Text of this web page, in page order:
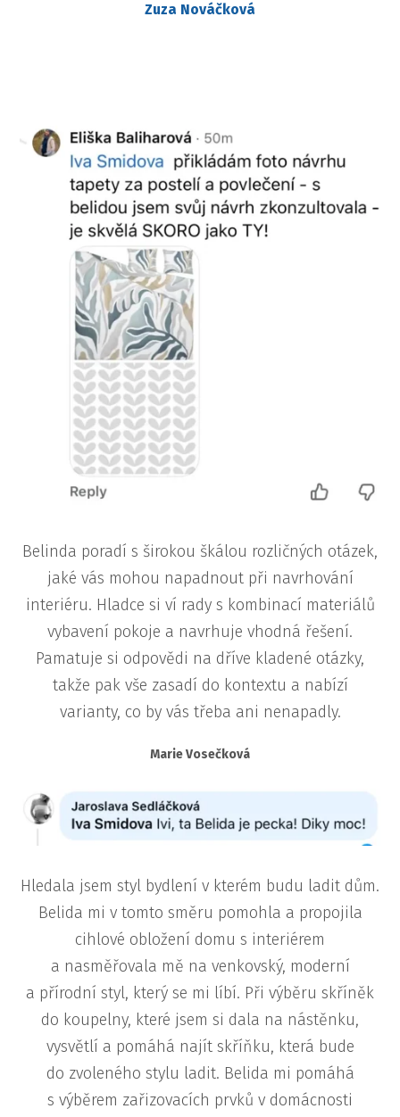
Zuza Nováčková
Belinda poradí s širokou škálou rozličných otázek,
jaké vás mohou napadnout při navrhování
interiéru. Hladce si ví rady s kombinací materiálů
vybavení pokoje a navrhuje vhodná řešení.
Pamatuje si odpovědi na dříve kladené otázky,
takže pak vše zasadí do kontextu a nabízí
varianty, co by vás třeba ani nenapadly.
Marie Vosečková
Hledala jsem styl bydlení v kterém budu ladit dům.
Belida mi v tomto směru pomohla a propojila
cihlové obložení domu s interiérem
a nasměřovala mě na venkovský, moderní
a přírodní styl, který se mi líbí. Při výběru skříněk
do koupelny, které jsem si dala na nástěnku,
vysvětlí a pomáhá najít skříňku, která bude
do zvoleného stylu ladit. Belida mi pomáhá
s výběrem zařizovacích prvků v domácnosti